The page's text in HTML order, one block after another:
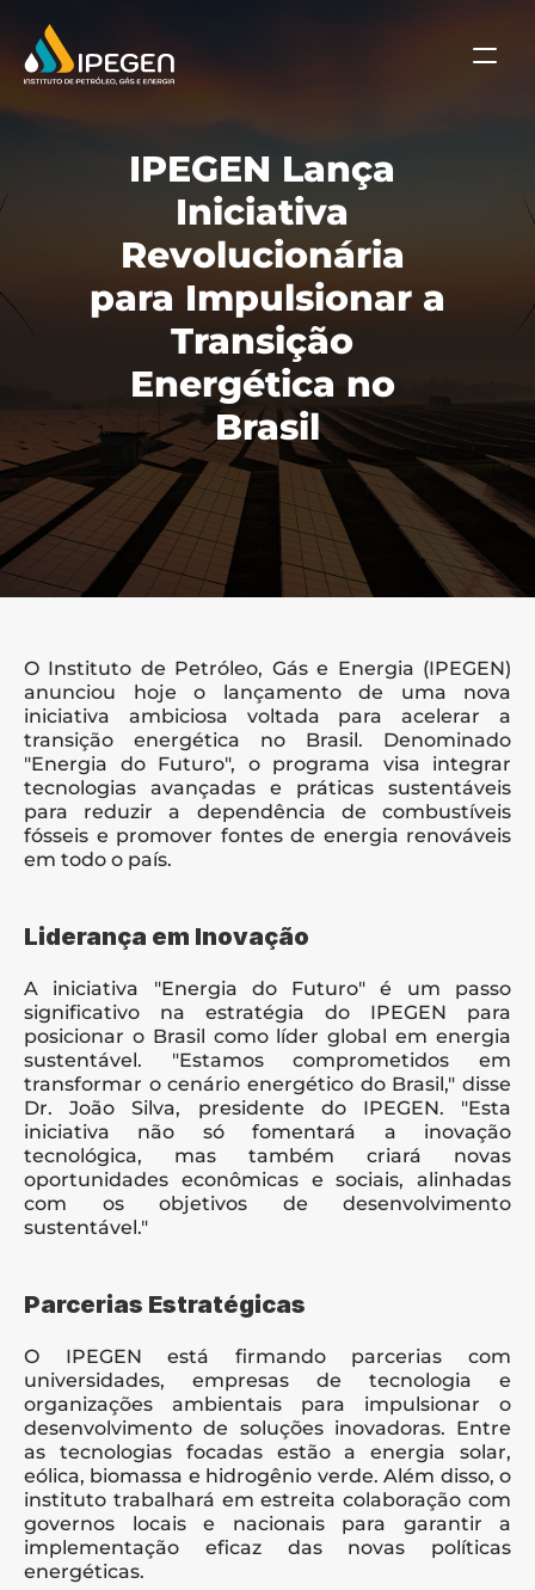
IPEGEN Lança
Iniciativa
Revolucionária
para Impulsionar a
Transição
Energética no
Brasil
O Instituto de Petróleo, Gás e Energia (IPEGEN)
anunciou hoje o lançamento de uma nova
iniciativa ambiciosa voltada para acelerar a
transição energética no Brasil. Denominado
"Energia do Futuro", o programa visa integrar
tecnologias avançadas e práticas sustentáveis
para reduzir a dependência de combustíveis
fósseis e promover fontes de energia renováveis
em todo o país.
Liderança em Inovação
A iniciativa "Energia do Futuro" é um passo
significativo na estratégia do IPEGEN para
posicionar o Brasil como líder global em energia
sustentável. "Estamos comprometidos em
transformar o cenário energético do Brasil," disse
Dr. João Silva, presidente do IPEGEN. "Esta
iniciativa não só fomentará a inovação
tecnológica, mas também criará novas
oportunidades econômicas e sociais, alinhadas
com os objetivos de desenvolvimento
sustentável."
Parcerias Estratégicas
O IPEGEN está firmando parcerias com
universidades, empresas de tecnologia e
organizações ambientais para impulsionar o
desenvolvimento de soluções inovadoras. Entre
as tecnologias focadas estão a energia solar,
eólica, biomassa e hidrogênio verde. Além disso, o
instituto trabalhará em estreita colaboração com
governos locais e nacionais para garantir a
implementação eficaz das novas políticas
energéticas.